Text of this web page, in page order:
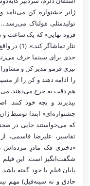
ژانر جشنواره کن می‌نامد
تولیدمثلی هولناک
فرود نهایی» که یک ساعت
نثار
جدی برای سینما حرف
تیری فرمو مدیر کن و
را ادامه دهند و کن را از
هم دقت به خرج می‌دهند.
بپذیرند و بچه خود کنند.
جشنواره‌ای» ابتدا توسط
که می‌خواستند جایی در
تفاسیر، علیرضا قاسمی،
«دختری فک مادرِ مرده‌اش
شگفت‌انگیز است. این فیلم
پایان فیلم با خود گفته
حاذق و نه سینه‌فیل) مهم